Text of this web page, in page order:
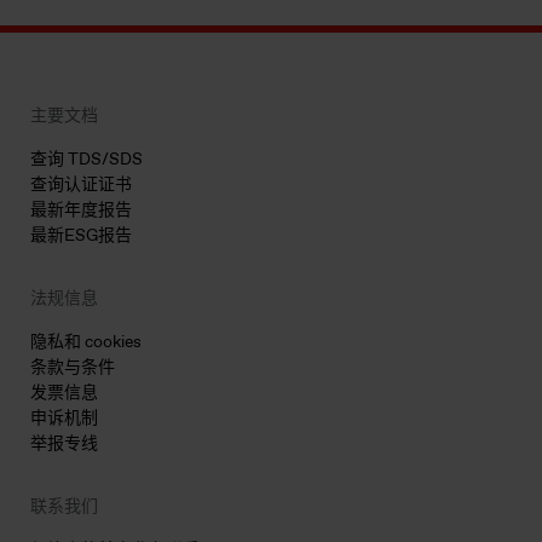
主要文档
查询 TDS/SDS
查询认证证书
最新年度报告
最新ESG报告
法规信息
隐私和 cookies
条款与条件
发票信息
申诉机制
举报专线
联系我们